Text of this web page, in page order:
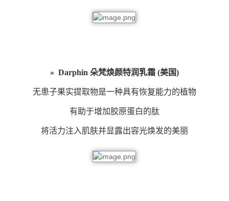
» Darphin 朵梵焕颜特润乳霜 (美国)
无患子果实提取物是一种具有恢复能力的植物
有助于增加胶原蛋白的肽
将活力注入肌肤并显露出容光焕发的美丽